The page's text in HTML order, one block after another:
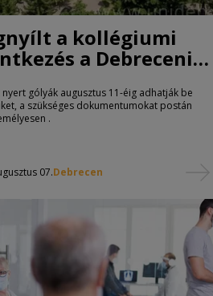
a kollégiumi
a Debreceni
gólyák augusztus 11-éig adhatják be
a szükséges dokumentumokat postán
.
07.Debrecen